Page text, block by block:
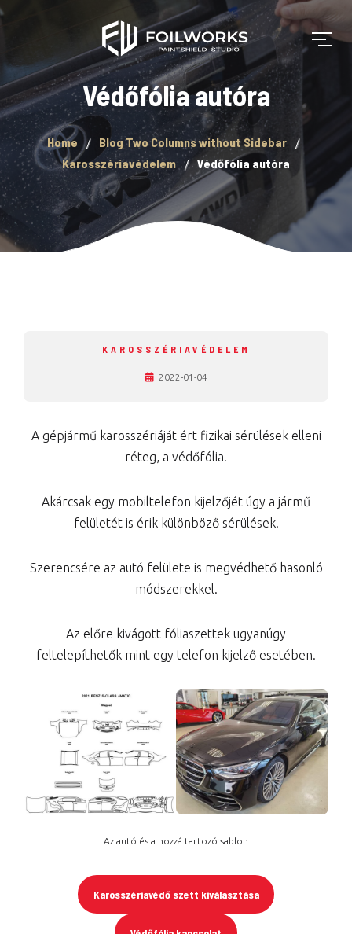
Védőfólia autóra
Home
Blog Two Columns without Sidebar
Karosszériavédelem
Védőfólia autóra
KAROSSZÉRIAVÉDELEM
2022-01-04
A gépjármű karosszériáját ért fizikai sérülések elleni
réteg, a védőfólia.
Akárcsak egy mobiltelefon kijelzőjét úgy a jármű
felületét is érik különböző sérülések.
Szerencsére az autó felülete is megvédhető hasonló
módszerekkel.
Az előre kivágott fóliaszettek ugyanúgy
feltelepíthetők mint egy telefon kijelző esetében.
Az autó és a hozzá tartozó sablon
Karosszériavédő szett kiválasztása